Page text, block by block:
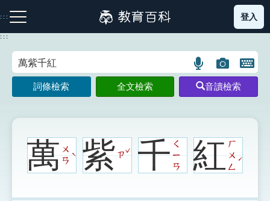
到
主
:::
注音索引圖示 筆畫索引圖示 部首索引表圖示
登入
:::
語
言
搜
示
圖
片
搜
示
開
鍵
圖
詞條檢索 全文檢索 音讀檢索
萬ㄨ
ㄢ
ˋ 紫ㄗ
ˇ 千ㄑ
ㄧ
ㄢ
紅ㄏ
ㄨ
ㄥ
ˊ